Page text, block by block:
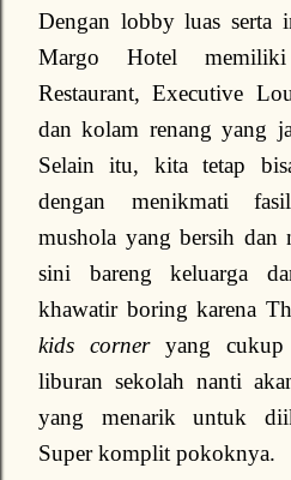
Dengan lobby luas serta
Margo Hotel
Restaurant, Executive
dan kolam renang yang
Selain itu, kita tetap
dengan menikmati
mushola yang bersih dan
sini bareng keluarga
khawatir boring karena
kids corneryang cukup
liburan sekolah nanti
yang menarik untuk
Super komplit pokoknya.